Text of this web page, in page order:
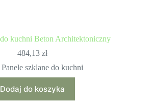
kuchni Beton Architektoniczny
484,13 zł
Panele szklane do kuchni
Dodaj do koszyka